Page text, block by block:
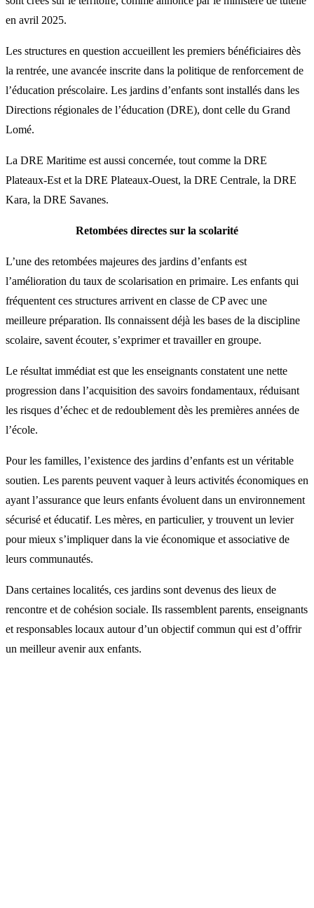
en avril 2025.
Les structures en question accueillent les premiers bénéficiaires dès
la rentrée, une avancée inscrite dans la politique de renforcement de
l’éducation préscolaire. Les jardins d’enfants sont installés dans les
Directions régionales de l’éducation (DRE), dont celle du Grand
Lomé.
La DRE Maritime est aussi concernée, tout comme la DRE
Plateaux-Est et la DRE Plateaux-Ouest, la DRE Centrale, la DRE
Kara, la DRE Savanes.
Retombées directes sur la scolarité
L’une des retombées majeures des jardins d’enfants est
l’amélioration du taux de scolarisation en primaire. Les enfants qui
fréquentent ces structures arrivent en classe de CP avec une
meilleure préparation. Ils connaissent déjà les bases de la discipline
scolaire, savent écouter, s’exprimer et travailler en groupe.
Le résultat immédiat est que les enseignants constatent une nette
progression dans l’acquisition des savoirs fondamentaux, réduisant
les risques d’échec et de redoublement dès les premières années de
l’école.
Pour les familles, l’existence des jardins d’enfants est un véritable
soutien. Les parents peuvent vaquer à leurs activités économiques en
ayant l’assurance que leurs enfants évoluent dans un environnement
sécurisé et éducatif. Les mères, en particulier, y trouvent un levier
pour mieux s’impliquer dans la vie économique et associative de
leurs communautés.
Dans certaines localités, ces jardins sont devenus des lieux de
rencontre et de cohésion sociale. Ils rassemblent parents, enseignants
et responsables locaux autour d’un objectif commun qui est d’offrir
un meilleur avenir aux enfants.